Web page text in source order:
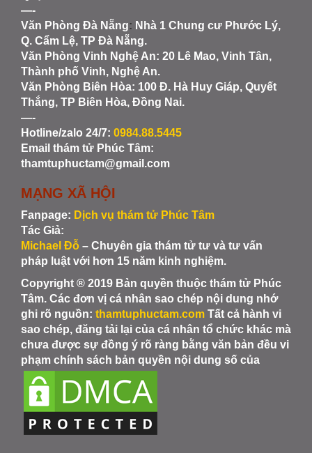
—-
Văn Phòng Đà Nẵng: Nhà 1 Chung cư Phước Lý,
Q. Cẩm Lệ, TP Đà Nẵng.
Văn Phòng Vinh Nghệ An: 20 Lê Mao, Vinh Tân,
Thành phố Vinh, Nghệ An.
Văn Phòng Biên Hòa: 100 Đ. Hà Huy Giáp, Quyết
Thắng, TP Biên Hòa, Đồng Nai.
—-
Hotline/zalo 24/7: 0984.88.5445
Email thám tử Phúc Tâm:
thamtuphuctam@gmail.com
MẠNG XÃ HỘI
Fanpage: Dịch vụ thám tử Phúc Tâm
Tác Giả:
Michael Đỗ – Chuyên gia thám tử tư và tư vấn
pháp luật với hơn 15 năm kinh nghiệm.
Copyright ® 2019 Bản quyền thuộc thám tử Phúc
Tâm. Các đơn vị cá nhân sao chép nội dung nhớ
ghi rõ nguồn: thamtuphuctam.com Tất cả hành vi
sao chép, đăng tải lại của cá nhân tổ chức khác mà
chưa được sự đồng ý rõ ràng bằng văn bản đều vi
phạm chính sách bản quyền nội dung số của